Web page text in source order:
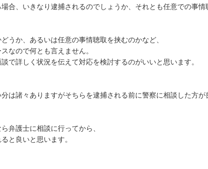
場合、いきなり逮捕されるのでしょうか、それとも任意での事
うか、あるいは任意の事情聴取を挟むのかなど、
なので何とも言えません。
で詳しく状況を伝えて対応を検討するのがいいと思います。
分は諸々ありますがそちらを逮捕される前に警察に相談した方が
弁護士に相談に行ってから、
と良いと思います。